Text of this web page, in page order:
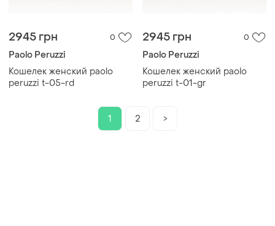
2945 грн 0
Paolo Peruzzi
Кошелек женский paolo
peruzzi t-05-rd
2945 грн 0
Paolo Peruzzi
Кошелек женский paolo
peruzzi t-01-gr
1 2 >